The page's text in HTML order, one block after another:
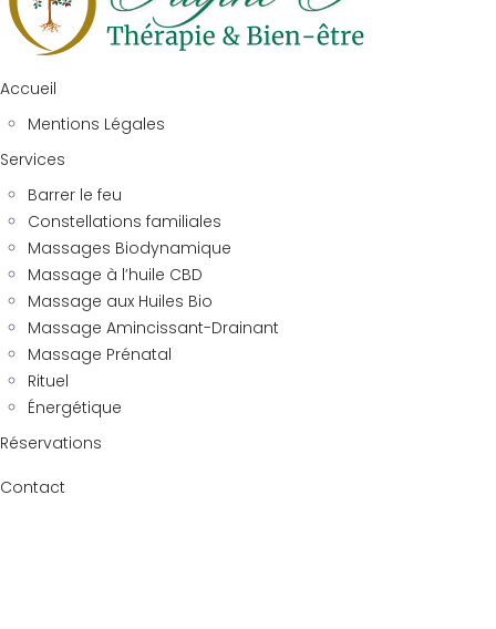
Accueil
Mentions Légales
Services
Barrer le feu
Constellations familiales
Massages Biodynamique
Massage à l’huile CBD
Massage aux Huiles Bio
Massage Amincissant-Drainant
Massage Prénatal
Rituel
Énergétique
Réservations
Contact